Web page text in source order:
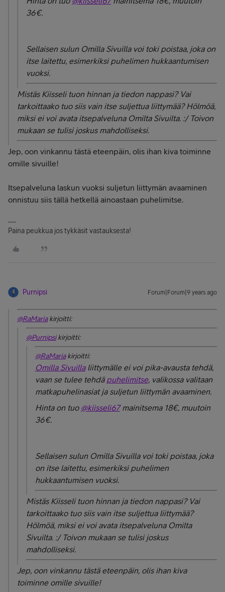
36€.
Sellaisen sulun Omilla Sivuilla voi toki poistaa, joka on
itse laitettu, esimerkiksi puhelimen hukkaantumisen
vuoksi.
Mistäs Kiisseli tuon hinnan ja tiedon nappasi? Vai
tarkoittaako tuo siis vain itse suljettua liittymää? Hölmöä,
miksi ei voi avata itsepalveluna Omilta Sivuilta. :/ Toivon
mukaan se tulisi joskus mahdolliseksi.
Jep, oon vinkannu tästä eteenpäin, olis ihan kiva toiminne
omille sivuille!
Itsepalveluna laskun vuoksi suljetun liittymän avaaminen
onnistuu siis tällä hetkellä ainoastaan puhelimitse.
Paina peukkua jos tykkäsit vastauksesta!
Purnipsi Forum|Forum|9 years ago
@RaMariakirjoitti:
@Purnipsikirjoitti:
@RaMariakirjoitti:
Omilla Sivuillaliittymälle ei voi pika-avausta tehdä,
vaan se tulee tehdä puhelimitse, valikossa valitaan
matkapuhelinasiat ja suljetun liittymän avaaminen.
Hinta on tuo @kiisseli67mainitsema 18€, muutoin
36€.
Sellaisen sulun Omilla Sivuilla voi toki poistaa, joka
on itse laitettu, esimerkiksi puhelimen
hukkaantumisen vuoksi.
Mistäs Kiisseli tuon hinnan ja tiedon nappasi? Vai
tarkoittaako tuo siis vain itse suljettua liittymää?
Hölmöä, miksi ei voi avata itsepalveluna Omilta
Sivuilta. :/ Toivon mukaan se tulisi joskus
mahdolliseksi.
Jep, oon vinkannu tästä eteenpäin, olis ihan kiva
toiminne omille sivuille!